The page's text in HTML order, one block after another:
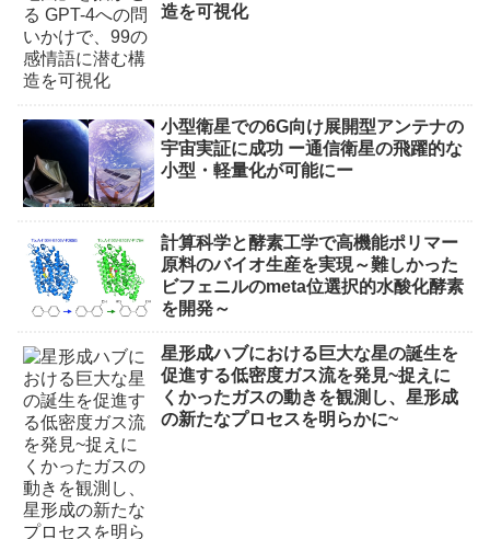
造を可視化
小型衛星での6G向け展開型アンテナの
宇宙実証に成功 ー通信衛星の飛躍的な
小型・軽量化が可能にー
計算科学と酵素工学で高機能ポリマー
原料のバイオ生産を実現～難しかった
ビフェニルのmeta位選択的水酸化酵素
を開発～
星形成ハブにおける巨大な星の誕生を
促進する低密度ガス流を発見~捉えに
くかったガスの動きを観測し、星形成
の新たなプロセスを明らかに~